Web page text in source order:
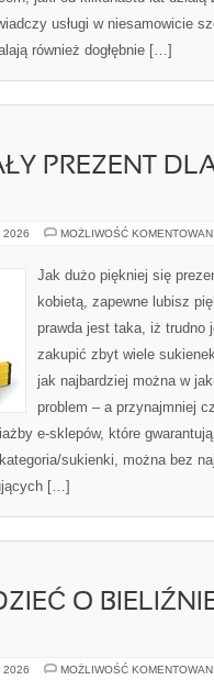
usługi w niesamowicie
również dogłębnie […]
PREZENT
2026 MOŻLIWOŚĆ
Jak dużo piękniej się
kobietą, zapewne lubisz
prawda jest taka, iż trudno
zakupić zbyt wiele
jak najbardziej można w
problem – a przynajmniej
e-sklepów, które
sukienki, można bez
[…]
O
2026 MOŻLIWOŚĆ